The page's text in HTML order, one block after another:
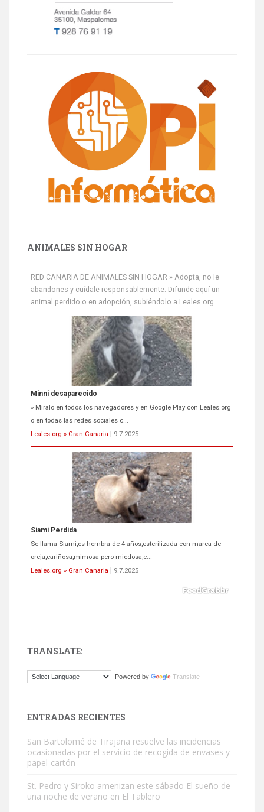
ANIMALES SIN HOGAR
RED CANARIA DE ANIMALES SIN HOGAR » Adopta, no le
abandones y cuídale responsablemente. Difunde aquí un
animal perdido o en adopción, subiéndolo a Leales.org
Siami Perdida
Se llama Siami,es hembra de 4 años,esterilizada con marca de
oreja,cariñosa,mimosa pero miedosa,e...
Leales.org » Gran Canaria
9.7.2025
ADOPCIÓN URGENTE GATA TEROR GRAN CANARIA
El ayuntamiento se va a llevar a Los Gatos callejeros de la zona los
próximos días, ella incluida...
Leales.org » Gran Canaria
9.7.2025
Este gato macho ha aparecido en la calle hace menos de un mes,
TRANSLATE:
Powered by Translate
ENTRADAS RECIENTES
San Bartolomé de Tirajana resuelve las incidencias
ocasionadas por el servicio de recogida de envases y
papel-cartón
St. Pedro y Siroko amenizan este sábado El sueño de
una noche de verano en El Tablero